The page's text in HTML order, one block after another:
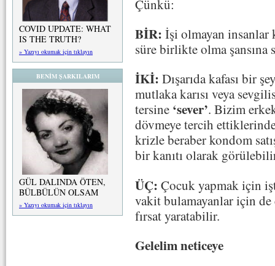
COVID UPDATE: WHAT
IS THE TRUTH?
» Yazıyı okumak için tıklayın
BENİM ŞARKILARIM
GÜL DALINDA ÖTEN,
BÜLBÜLÜN OLSAM
» Yazıyı okumak için tıklayın
Çünkü:
BİR: İşi olmayan insanlar
süre birlikte olma şansına
İKİ: Dışarıda kafası bir
mutlaka karısı veya
tersine ‘sever’. Bizim
dövmeye tercih
krizle beraber kondom
bir kanıtı olarak
ÜÇ: Çocuk yapmak için
vakit bulamayanlar için
fırsat yaratabilir.
Gelelim neticeye